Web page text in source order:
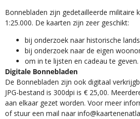
Bonnebladen zijn gedetailleerde militaire
1:25.000. De kaarten zijn zeer geschikt:​
​bij onderzoek naar historische
bij onderzoek naar de eigen
om in te lijsten en cadeau te geven.
Digitale Bonnebladen
De Bonnebladen zijn ook digitaal
JPG-bestand is 300dpi is € 25,00.
aan elkaar gezet worden. Voor meer
of stuur een mail naar